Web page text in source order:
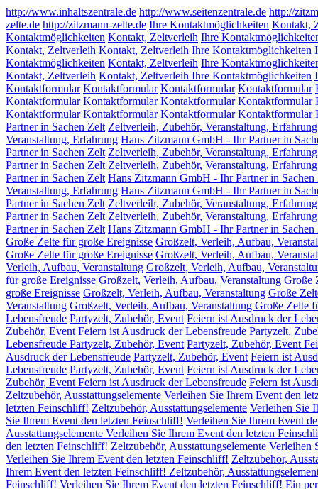
http://www.inhaltszentrale.de http://www.seitenzentrale.de http://
zelte.de http://zitzmann-zelte.de Ihre Kontaktmöglichkeiten Kontakt,
Kontaktmöglichkeiten Kontakt, Zeltverleih Ihre
Kontakt, Zeltverleih Kontakt, Zeltverleih Ihre Kontaktmöglichkeiten
Kontaktmöglichkeiten Kontakt, Zeltverleih Ihre
Kontakt, Zeltverleih Kontakt, Zeltverleih Ihre Kontaktmöglichkeiten
Kontaktformular Kontaktformular Kontaktformular Kontaktformular
Kontaktformular Kontaktformular Kontaktformular Kontaktformular
Kontaktformular Kontaktformular Kontaktformular Kontaktformular
Partner in Sachen Zelt Zeltverleih, Zubehör, Veranstaltung, Erfahrung
Veranstaltung, Erfahrung Hans Zitzmann GmbH - Ihr Partner in
Partner in Sachen Zelt Zeltverleih, Zubehör, Veranstaltung, Erfahrung
Partner in Sachen Zelt Zeltverleih, Zubehör, Veranstaltung, Erfahrung
Partner in Sachen Zelt Hans Zitzmann GmbH - Ihr Partner in Sachen
Veranstaltung, Erfahrung Hans Zitzmann GmbH - Ihr Partner in
Partner in Sachen Zelt Zeltverleih, Zubehör, Veranstaltung, Erfahrung
Partner in Sachen Zelt Zeltverleih, Zubehör, Veranstaltung, Erfahrung
Partner in Sachen Zelt Hans Zitzmann GmbH - Ihr Partner in Sachen
Große Zelte für große Ereignisse Großzelt, Verleih, Aufbau,
Große Zelte für große Ereignisse Großzelt, Verleih, Aufbau,
Verleih, Aufbau, Veranstaltung Großzelt, Verleih, Aufbau,
für große Ereignisse Großzelt, Verleih, Aufbau, Veranstaltung Große
große Ereignisse Großzelt, Verleih, Aufbau, Veranstaltung Große
Veranstaltung Großzelt, Verleih, Aufbau, Veranstaltung Große Zelte
Lebensfreude Partyzelt, Zubehör, Event Feiern ist Ausdruck der
Zubehör, Event Feiern ist Ausdruck der Lebensfreude Partyzelt,
Lebensfreude Partyzelt, Zubehör, Event Partyzelt, Zubehör, Event
Ausdruck der Lebensfreude Partyzelt, Zubehör, Event Feiern ist
Lebensfreude Partyzelt, Zubehör, Event Feiern ist Ausdruck der
Zubehör, Event Feiern ist Ausdruck der Lebensfreude Feiern ist
Zeltzubehör, Ausstattungselemente Verleihen Sie Ihrem Event den
letzten Feinschliff! Zeltzubehör, Ausstattungselemente Verleihen Sie
Sie Ihrem Event den letzten Feinschliff! Verleihen Sie Ihrem Event
Ausstattungselemente Verleihen Sie Ihrem Event den letzten
den letzten Feinschliff! Zeltzubehör, Ausstattungselemente Verleihen
Verleihen Sie Ihrem Event den letzten Feinschliff! Zeltzubehör,
Ihrem Event den letzten Feinschliff! Zeltzubehör,
Feinschliff! Verleihen Sie Ihrem Event den letzten Feinschliff! Ein